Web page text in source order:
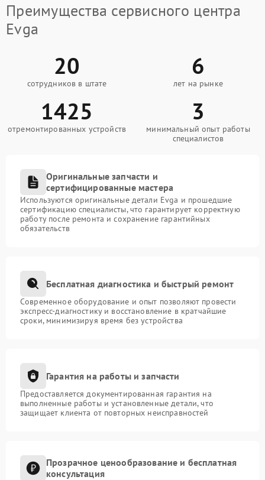
Преимущества сервисного центра
Evga
20
сотрудников в штате
6
лет на рынке
1425
отремонтированных устройств
3
минимальный опыт работы
специалистов
Оригинальные запчасти и
сертифицированные мастера
Используются оригинальные детали Evga и прошедшие
сертификацию специалисты, что гарантирует корректную
работу после ремонта и сохранение гарантийных
обязательств
Бесплатная диагностика и быстрый ремонт
Современное оборудование и опыт позволяют провести
экспресс-диагностику и восстановление в кратчайшие
сроки, минимизируя время без устройства
Гарантия на работы и запчасти
Предоставляется документированная гарантия на
выполненные работы и установленные детали, что
защищает клиента от повторных неисправностей
Прозрачное ценообразование и бесплатная
консультация